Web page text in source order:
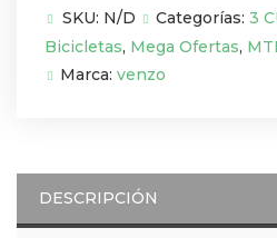
SKU: N/D Categorías: 3
Bicicletas, Mega Ofertas,
Marca: venzo
DESCRIPCIÓN